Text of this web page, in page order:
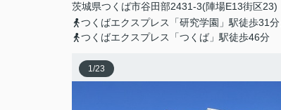
茨城県つくば市谷田部2431-3(陣場E13街区23)
つくばエクスプレス「研究学園」駅徒歩31分
つくばエクスプレス「つくば」駅徒歩46分
1/23